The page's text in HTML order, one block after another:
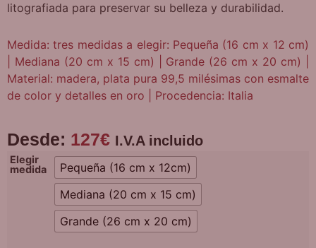
litografiada para preservar su belleza y durabilidad.
Medida: tres medidas a elegir: Pequeña (16 cm x 12 cm)
| Mediana (20 cm x 15 cm) | Grande (26 cm x 20 cm) |
Material: madera, plata pura 99,5 milésimas con esmalte
de color y detalles en oro | Procedencia: Italia
Desde: 127€ I.V.A incluido
Elegir
medida
Pequeña (16 cm x 12cm)
Mediana (20 cm x 15 cm)
Grande (26 cm x 20 cm)